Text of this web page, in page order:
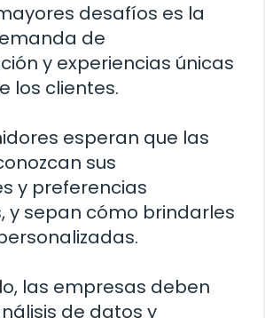
desafíos es la
de
y experiencias únicas
los clientes.
esperan que las
sus
y preferencias
y sepan cómo brindarles
las empresas deben
de datos y